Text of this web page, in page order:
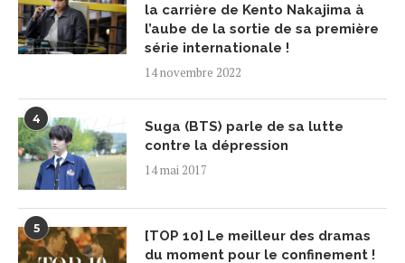
la carrière de Kento Nakajima à
l’aube de la sortie de sa première
série internationale !
14 novembre 2022
4
Suga (BTS) parle de sa lutte
contre la dépression
14 mai 2017
5
[TOP 10] Le meilleur des dramas
du moment pour le confinement !